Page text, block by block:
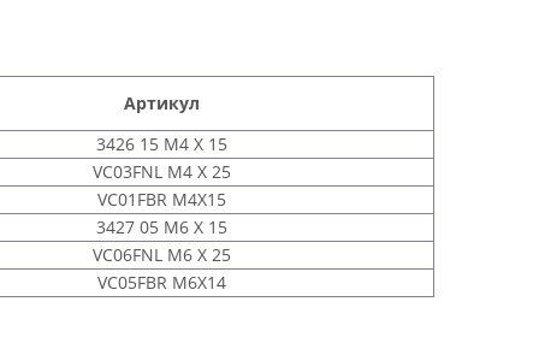
Артикул
3426 15 M4 X 15
VC03FNL M4 X 25
VC01FBR M4Х15
3427 05 M6 X 15
VC06FNL M6 X 25
VC05FBR M6Х14